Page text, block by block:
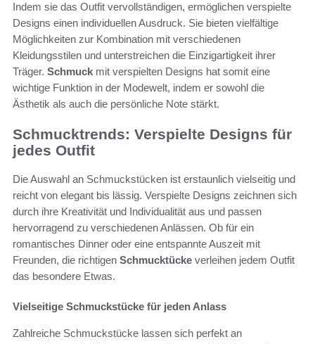
Indem sie das Outfit vervollständigen, ermöglichen verspielte
Designs einen individuellen Ausdruck. Sie bieten vielfältige
Möglichkeiten zur Kombination mit verschiedenen
Kleidungsstilen und unterstreichen die Einzigartigkeit ihrer
Träger. Schmuck mit verspielten Designs hat somit eine
wichtige Funktion in der Modewelt, indem er sowohl die
Ästhetik als auch die persönliche Note stärkt.
Schmucktrends: Verspielte Designs für
jedes Outfit
Die Auswahl an Schmuckstücken ist erstaunlich vielseitig und
reicht von elegant bis lässig. Verspielte Designs zeichnen sich
durch ihre Kreativität und Individualität aus und passen
hervorragend zu verschiedenen Anlässen. Ob für ein
romantisches Dinner oder eine entspannte Auszeit mit
Freunden, die richtigen Schmucktücke verleihen jedem Outfit
das besondere Etwas.
Vielseitige Schmuckstücke für jeden Anlass
Zahlreiche Schmuckstücke lassen sich perfekt an